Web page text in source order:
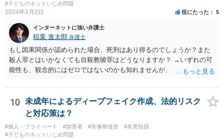
#子どものネットいじめ問題
2024年2月2日 役にたった 5
インターネットに強い弁護士
稲葉 進太郎 弁護士
もし因果関係が認められた場合、死刑はあり得るのでしょうか？また
殺人罪とはいかなくても自殺教唆罪はどうなりますか？ →いずれの可
能性も、観念的にはゼロではないのかも知れませんが、そもそもネッ
為性の問題、そしてそれを認識していたかという故意の問題もあり、
現実的に殺人とされる可能性はほぼ考えられないように思います。自
殺教唆もあり得なくはないですが、直接的かつ執拗な態様でないと、
やはり実行行為性とか因果関係とかが認められづらいように思いま
す。
10
未成年によるディープフェイク作成、法的リスク
と対応策は？
#個人・プライベート #加害者 #肖像権侵害
#名誉毀損
#子どものネットいじめ問題